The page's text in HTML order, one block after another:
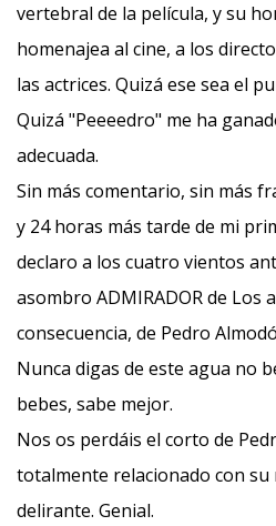
vertebral de la película, y su
homenajea al cine, a los
las actrices. Quizá ese sea el
Quizá "Peeeedro" me ha
adecuada.
Sin más comentario, sin más
y 24 horas más tarde de mi
declaro a los cuatro vientos
asombro ADMIRADOR de Los
consecuencia, de Pedro
Nunca digas de este agua no
bebes, sabe mejor.
Nos os perdáis el corto de
totalmente relacionado con
delirante. Genial.